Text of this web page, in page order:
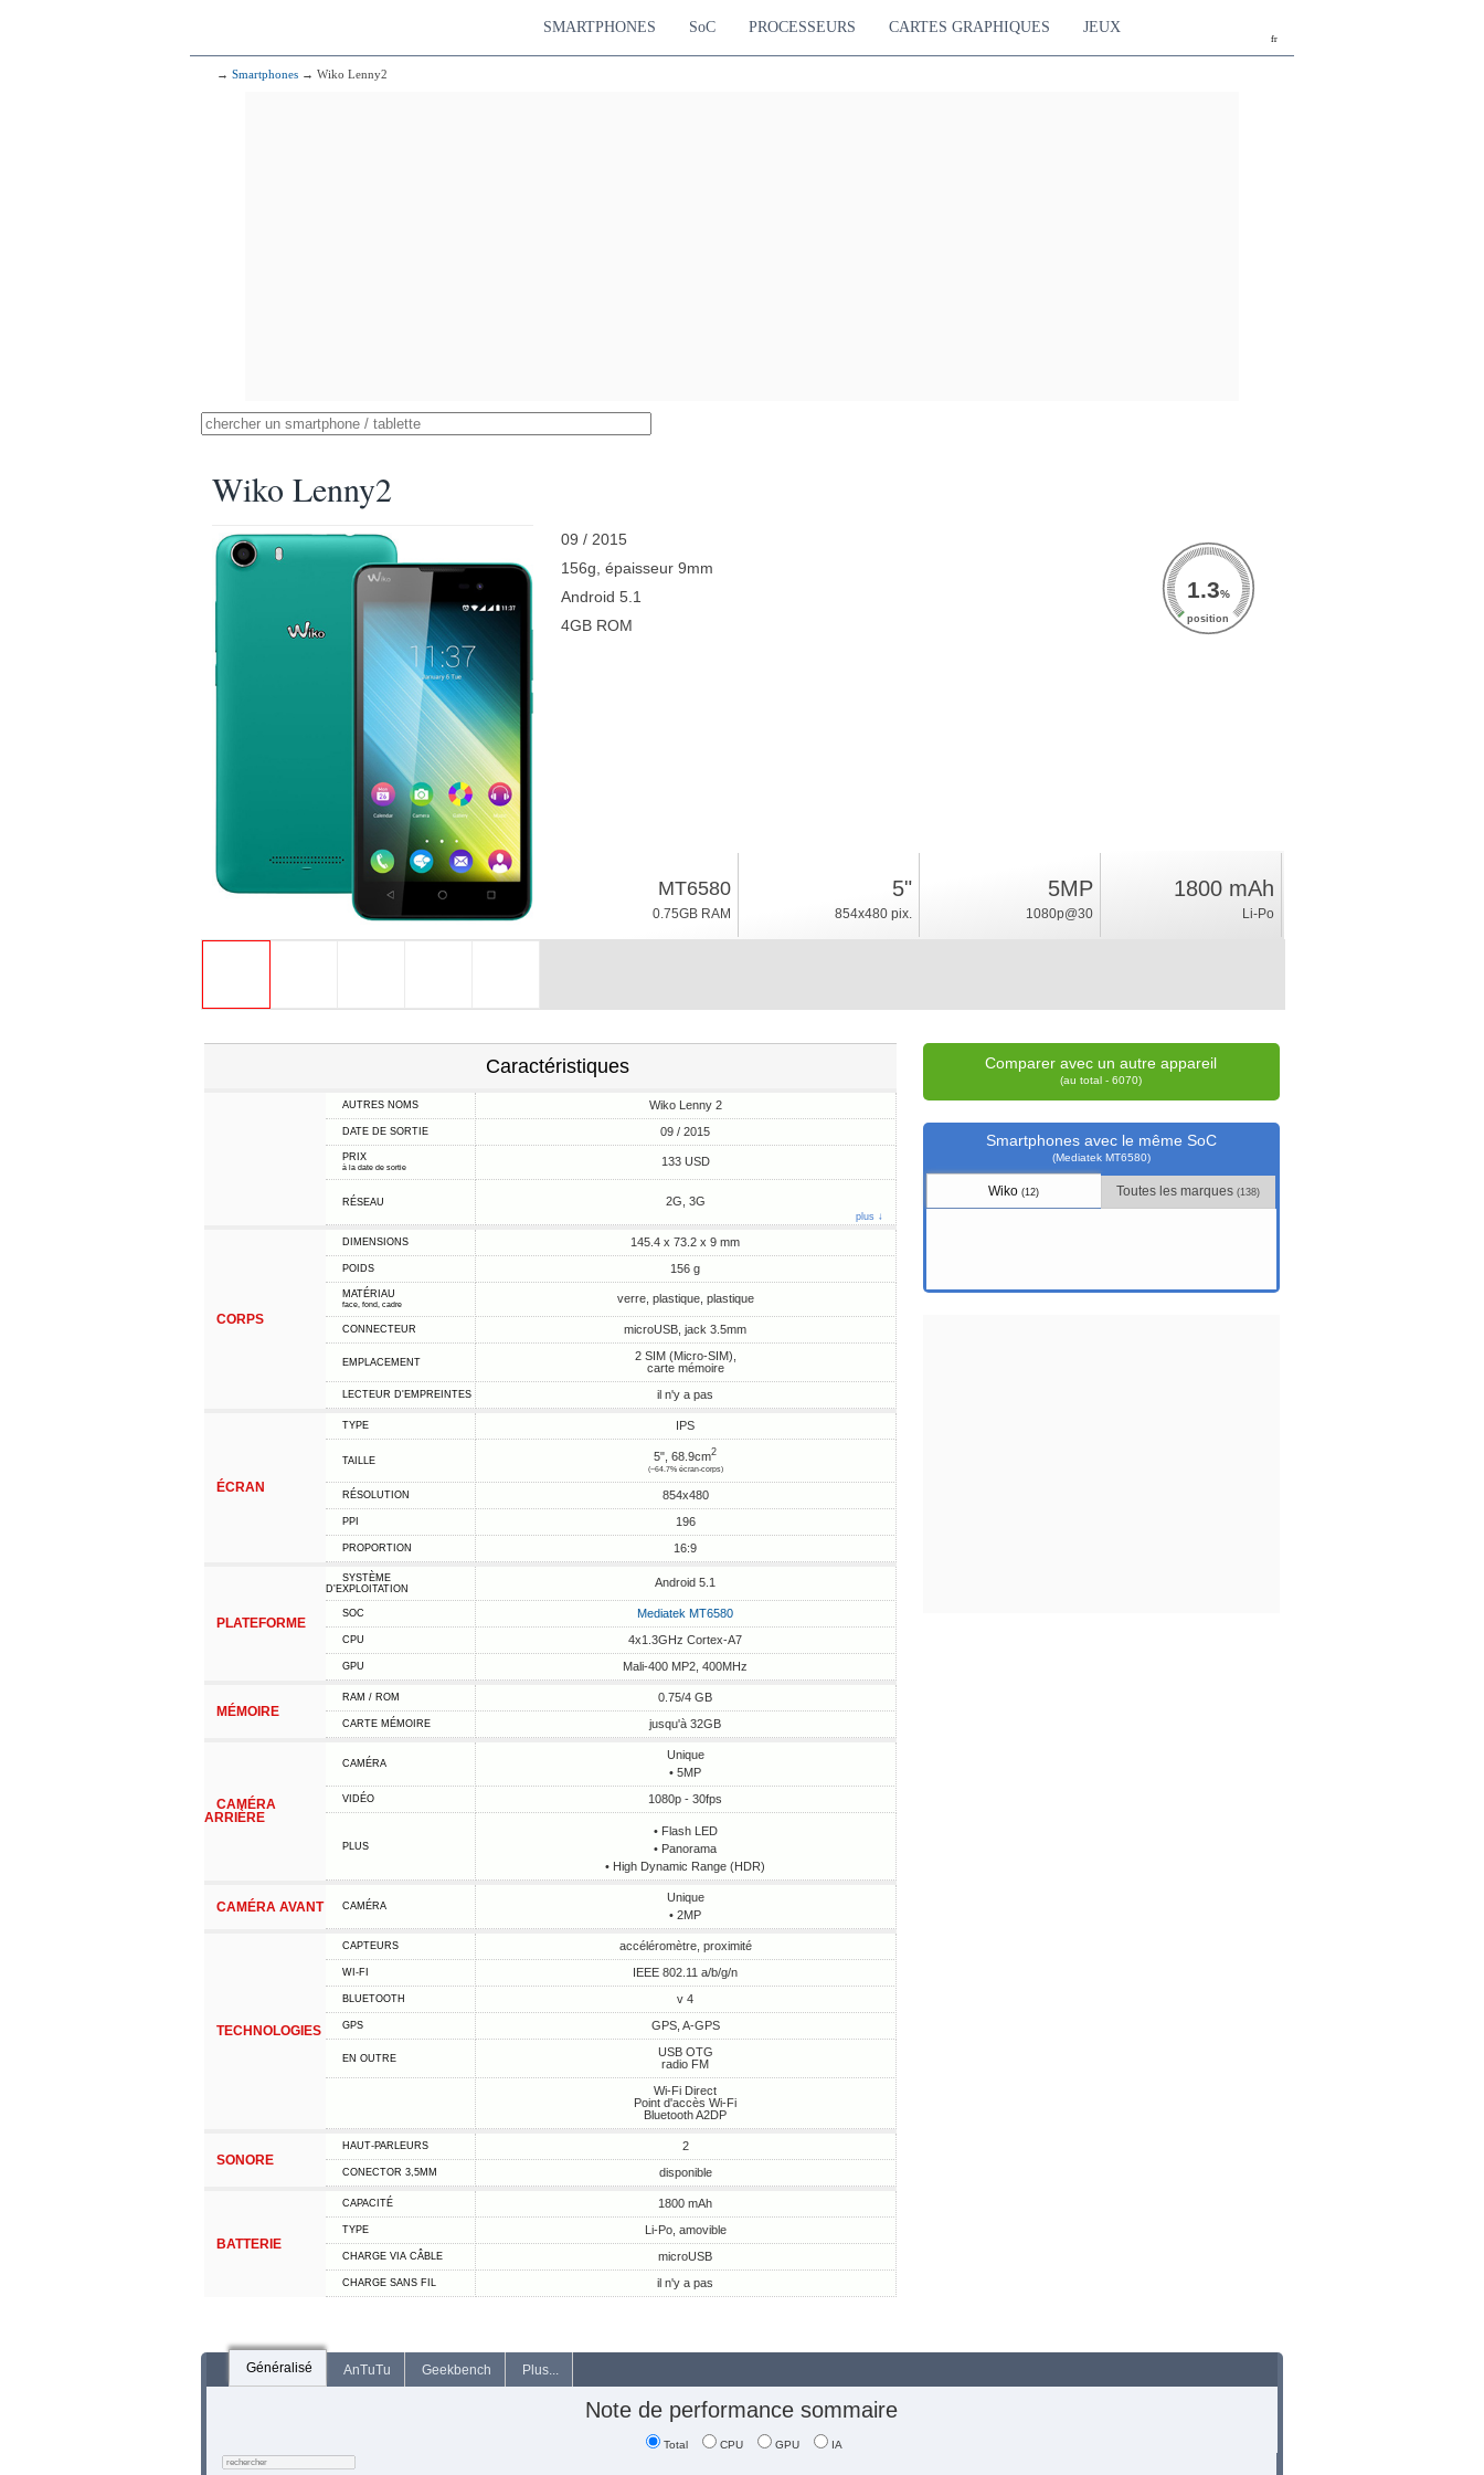
fr
SMARTPHONES SoC PROCESSEURS CARTES GRAPHIQUES JEUX
→ Smartphones → Wiko Lenny2
Wiko Lenny2
09 / 2015
156g, épaisseur 9mm
Android 5.1
4GB ROM
1.3%
position
MT6580
0.75GB RAM
5"
854x480 pix.
5MP
1080p@30
1800 mAh
Li-Po
Caractéristiques
AUTRES NOMS Wiko Lenny 2
DATE DE SORTIE 09 / 2015
PRIX
à la date de sortie 133 USD
RÉSEAU 2G, 3G
plus ↓
CORPS
DIMENSIONS 145.4 x 73.2 x 9 mm
POIDS 156 g
MATÉRIAU
face, fond, cadre verre, plastique, plastique
CONNECTEUR microUSB, jack 3.5mm
EMPLACEMENT
2 SIM (Micro-SIM),
carte mémoire
LECTEUR D'EMPREINTES il n'y a pas
ÉCRAN
TYPE IPS
TAILLE 5", 68.9cm2
(~64.7% écran-corps)
RÉSOLUTION 854x480
PPI 196
PROPORTION 16:9
PLATEFORME
SYSTÈME
D'EXPLOITATION
Android 5.1
SOC Mediatek MT6580
CPU 4x1.3GHz Cortex-A7
GPU Mali-400 MP2, 400MHz
MÉMOIRE
RAM / ROM 0.75/4 GB
CARTE MÉMOIRE jusqu'à 32GB
CAMÉRA
ARRIÈRE
CAMÉRA
Unique
• 5MP
VIDÉO 1080p - 30fps
PLUS
• Flash LED
• Panorama
• High Dynamic Range (HDR)
CAMÉRA AVANT CAMÉRA
Unique
• 2MP
TECHNOLOGIES
CAPTEURS accéléromètre, proximité
WI-FI IEEE 802.11 a/b/g/n
BLUETOOTH v 4
GPS GPS, A-GPS
EN OUTRE
USB OTG
radio FM
Wi-Fi Direct
Point d'accès Wi-Fi
Bluetooth A2DP
SONORE
HAUT-PARLEURS 2
CONECTOR 3,5MM disponible
BATTERIE
CAPACITÉ 1800 mAh
TYPE Li-Po, amovible
CHARGE VIA CÂBLE microUSB
CHARGE SANS FIL il n'y a pas
Comparer avec un autre appareil
(au total - 6070)
Smartphones avec le même SoC
(Mediatek MT6580)
Wiko(12) Toutes les marques(138)
Généralisé AnTuTu Geekbench Plus...
Note de performance sommaire
Total CPU GPU IA